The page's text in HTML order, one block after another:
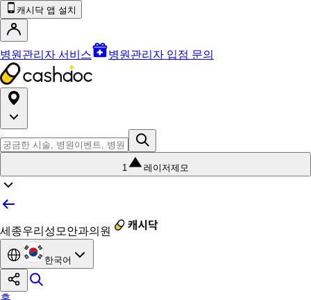
캐시닥 앱 설치
병원관리자 서비스 병원관리자 입점 문의
1 레이저제모
세종우리성모안과의원
한국어